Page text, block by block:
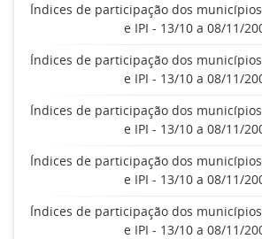
Índices de participação dos municípios
e IPI - 13/10 a 08/11/
Índices de participação dos municípios
e IPI - 13/10 a 08/11/
Índices de participação dos municípios
e IPI - 13/10 a 08/11/
Índices de participação dos municípios
e IPI - 13/10 a 08/11/
Índices de participação dos municípios
e IPI - 13/10 a 08/11/